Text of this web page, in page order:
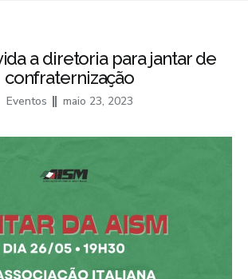
a diretoria para jantar de
confraternização
Eventos maio 23, 2023